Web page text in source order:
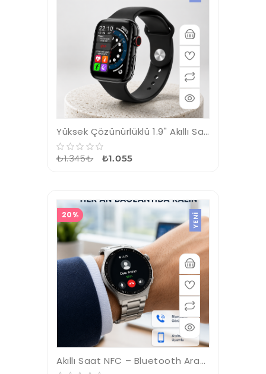
Yüksek Çözünürlüklü 1.9" Akıllı Saat – 5-6 Gün Aktif Kullanım, Şık ve Modern Tasarım
₺1.345₺ ₺1.055
20% YENI
Akıllı Saat NFC – Bluetooth Arama ve Kablosuz Şarj Özellikli